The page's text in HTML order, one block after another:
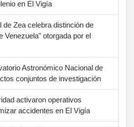
en El Vigía
de Zea celebra distinción de
Venezuela" otorgada por el
Astronómico Nacional de
conjuntos de investigación
activaron operativos
accidentes en El Vigía